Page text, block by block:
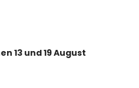
13 und 19 August